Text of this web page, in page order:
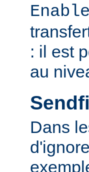
: il est
au
Dans